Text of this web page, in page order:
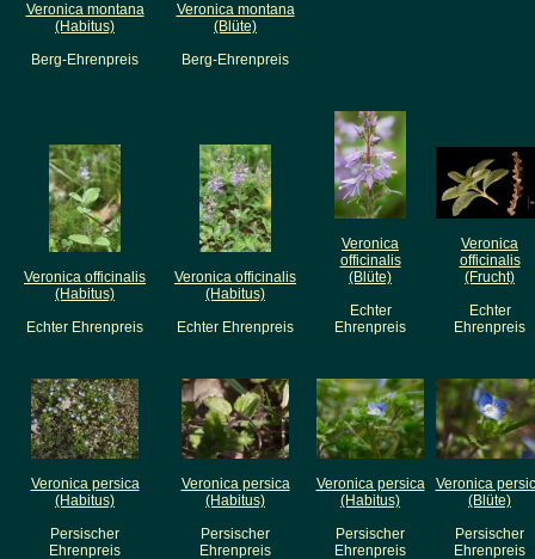
Veronica montana
(Habitus)
Berg-Ehrenpreis
Veronica montana
(Blüte)
Berg-Ehrenpreis
Veronica officinalis
(Habitus)
Echter Ehrenpreis
Veronica officinalis
(Habitus)
Echter Ehrenpreis
Veronica
officinalis
(Blüte)
Echter
Ehrenpreis
Veronica
officinalis
(Frucht)
Echter
Ehrenpreis
Veronica persica
(Habitus)
Persischer
Ehrenpreis
Veronica persica
(Habitus)
Persischer
Ehrenpreis
Veronica persica
(Habitus)
Persischer
Ehrenpreis
Veronica
(Blüte)
Persischer
Ehrenpreis